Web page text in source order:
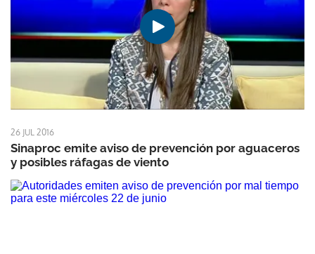
26 JUL 2016
Sinaproc emite aviso de prevención por aguaceros
y posibles ráfagas de viento